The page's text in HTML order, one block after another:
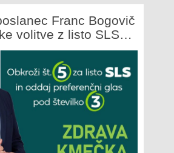
g
Franc Bogovič
volitve z listo SLS
številko 3